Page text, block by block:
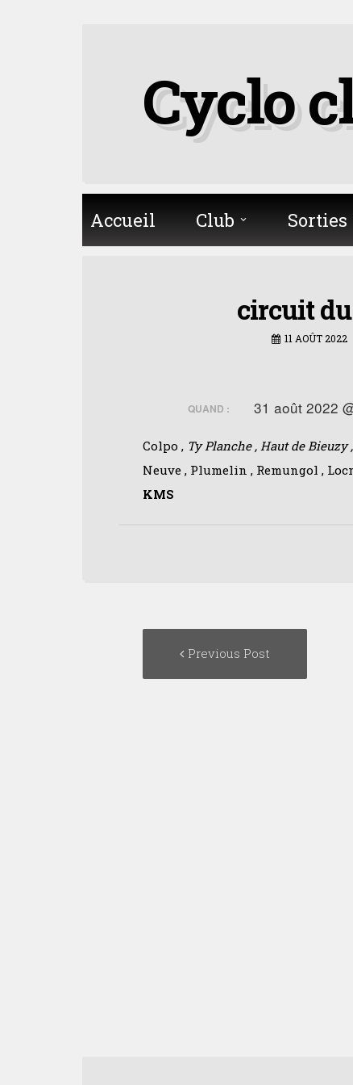
Cyclo
Accueil Club Sorties
circuit
11 AOÛT 2022
QUAND : 31 août 2022
Colpo , Ty Planche , Haut de Bieuzy
Neuve , Plumelin , Remungol ,
KMS
navigation
Previous Post